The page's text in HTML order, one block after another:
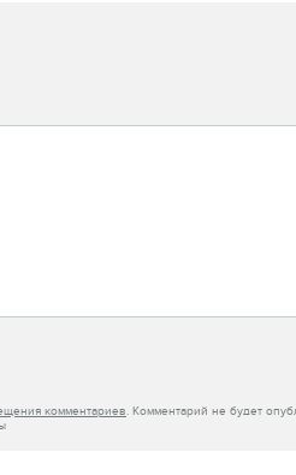
комментариев. Комментарий не будет